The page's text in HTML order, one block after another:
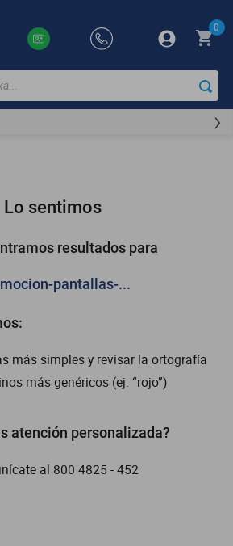
0
Lo sentimos
resultados para
pantallas-...
más simples y revisar la ortografía
más genéricos (ej. “rojo”)
atención personalizada?
al 800 4825 - 452